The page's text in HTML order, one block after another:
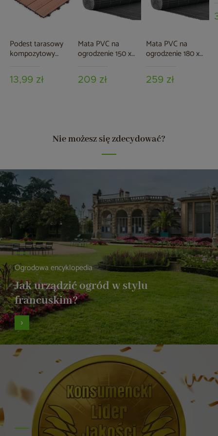
Podest tarasowy
kompozytowy
13,99 zł
Mata PVC na
ogrodzenie 150 x
209 zł
Mata PVC na
ogrodzenie 180 x
259 zł
Nie możesz się zdecydować?
Ogrodowa encyklopedia
Jak urządzić ogród w stylu
francuskim?